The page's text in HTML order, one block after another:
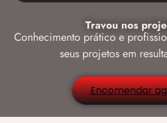
Travou nos
Conhecimento prático e
seus projetos em
Encomendar